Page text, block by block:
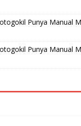
Punya Manual
Punya Manual